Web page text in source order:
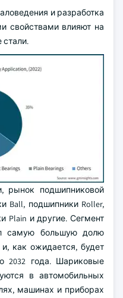
и разработка
свойствами влияют на
стали.
рынок подшипниковой
Ball, подшипники Roller,
Plain и другие. Сегмент
самую большую долю
как ожидается, будет
2032 года. Шариковые
в автомобильных
машинах и приборах